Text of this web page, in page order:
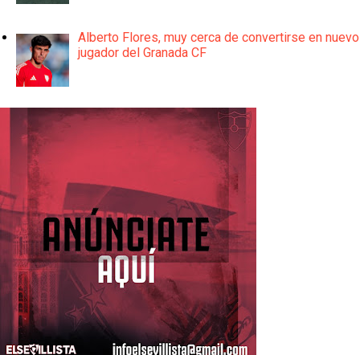
Alberto Flores, muy cerca de convertirse en nuevo
jugador del Granada CF